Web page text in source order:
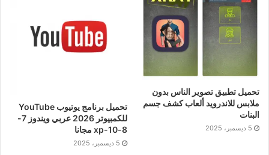
تحميل تطبيق تصوير الناس بدون
ملابس للاندرويد ألعاب كشف جسم
البنات
5 ديسمبر، 2025
تحميل برنامج يوتيوب YouTube
للكمبيوتر 2026 عربي ويندوز 7-
8-10-xp مجانا
5 ديسمبر، 2025